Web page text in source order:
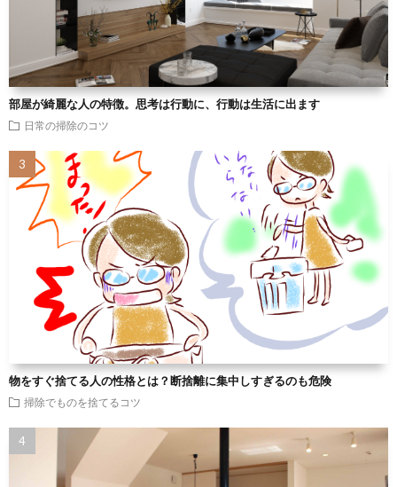
部屋が綺麗な人の特徴。思考は行動に、行動は生活に出ます
日常の掃除のコツ
物をすぐ捨てる人の性格とは？断捨離に集中しすぎるのも危険
掃除でものを捨てるコツ